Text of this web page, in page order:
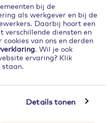
bij de
als werkgever en bij de
Daarbij hoort een
verschillende diensten en
van ons en derden
. Wil je ook
ervaring? Klik
staan.
Details tonen
een beetje van
speelt. ‘Na de
later nog een
Gezondheid gedaan.